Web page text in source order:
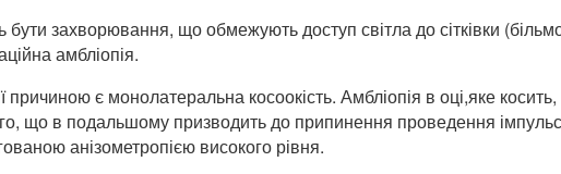
захворювання, що обмежують доступ світла до сітківки
амбліопія.
причиною є монолатеральна косоокість. Амбліопія в оці,яке
що в подальшому призводить до припинення проведення
анізометропією високого рівня.